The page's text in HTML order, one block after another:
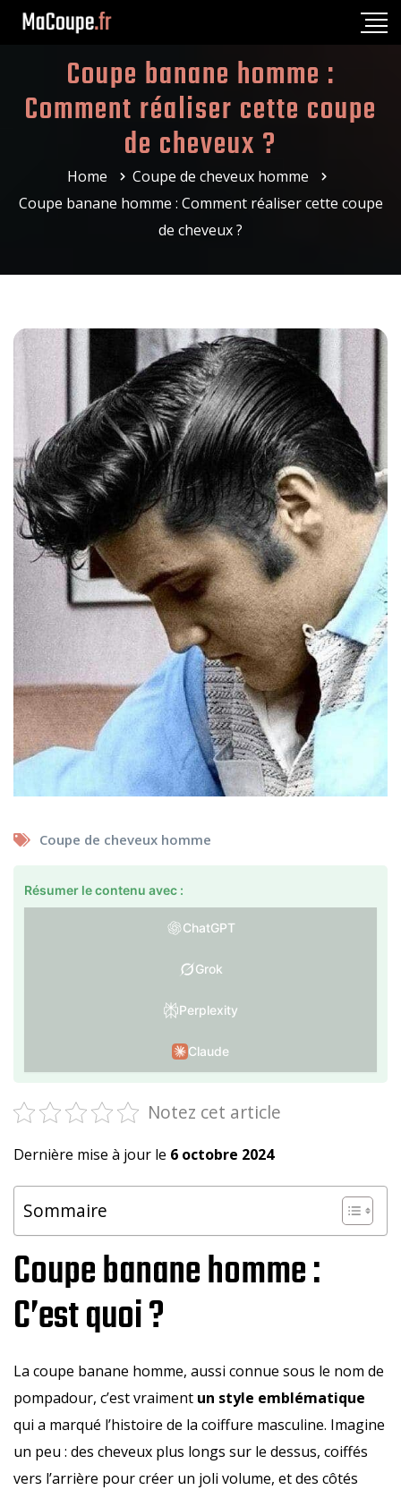
Coupe banane homme :
Comment réaliser cette coupe
de cheveux ?
Home
Coupe de cheveux homme
Coupe banane homme : Comment réaliser cette coupe
de cheveux ?
Coupe de cheveux homme
Résumer le contenu avec :
ChatGPT
Grok
Perplexity
Claude
Notez cet article
Dernière mise à jour le 6 octobre 2024
Sommaire
Coupe banane homme :
C’est quoi ?
La coupe banane homme, aussi connue sous le nom de
pompadour, c’est vraiment un style emblématique
qui a marqué l’histoire de la coiffure masculine. Imagine
un peu : des cheveux plus longs sur le dessus, coiffés
vers l’arrière pour créer un joli volume, et des côtés